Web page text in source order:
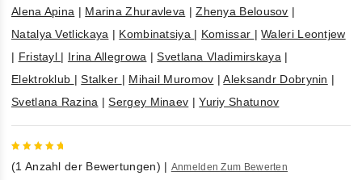
Alena Apina | Marina Zhuravleva |Zhenya Belousov |
Natalya Vetlickaya | Kombinatsiya | Komissar |Waleri Leontjew
| Fristayl | Irina Allegrowa |Svetlana Vladimirskaya |
Elektroklub |Stalker | Mihail Muromov |Aleksandr Dobrynin |
Svetlana Razina |Sergey Minaev |Yuriy Shatunov
5
(1 Anzahl der Bewertungen) | Anmelden Zum Bewerten